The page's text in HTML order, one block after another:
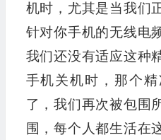
机时，尤其是当我们
针对你手机的无线电
我们还没有适应这种
手机关机时，那个
了，我们再次被包围
围，每个人都生活在